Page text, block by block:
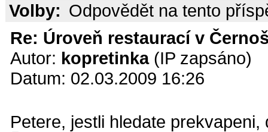
Volby: Odpovědět na tento
Re: Úroveň restaurací v
Autor: kopretinka(IP zapsáno)
Datum: 02.03.2009 16:26
Petere, jestli hledate